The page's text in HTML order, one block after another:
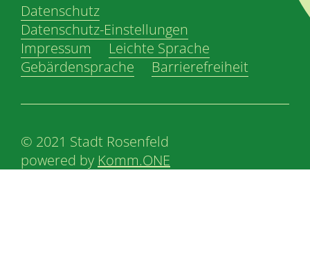
Datenschutz
Datenschutz-Einstellungen
Impressum
Leichte Sprache
Gebärdensprache
Barrierefreiheit
© 2021 Stadt Rosenfeld
powered by Komm.ONE